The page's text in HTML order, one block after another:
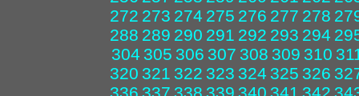
272 273 274 275 276 277 278
288 289 290 291 292 293 294
304 305 306 307 308 309 310
320 321 322 323 324 325 326